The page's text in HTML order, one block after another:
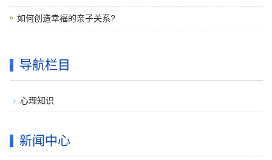
如何创造幸福的亲子关系?
导航栏目
心理知识
新闻中心